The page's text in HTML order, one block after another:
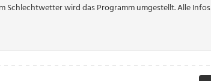
Schlechtwetter wird das Programm umgestellt. Alle Infos